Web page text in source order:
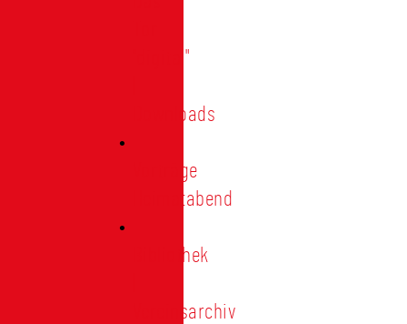
"digital"
Downloads
Vorträge
Heimatabend
Bibliothek
Vereinsarchiv